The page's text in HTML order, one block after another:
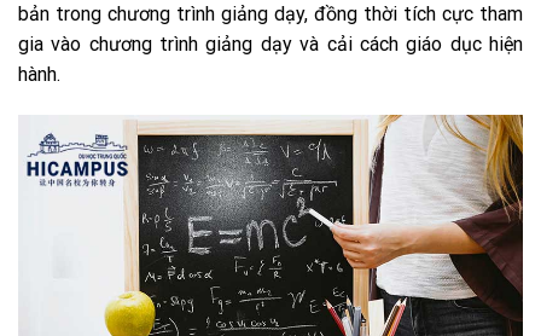
bản trong chương trình giảng dạy, đồng thời tích cực tham
gia vào chương trình giảng dạy và cải cách giáo dục hiện
hành.